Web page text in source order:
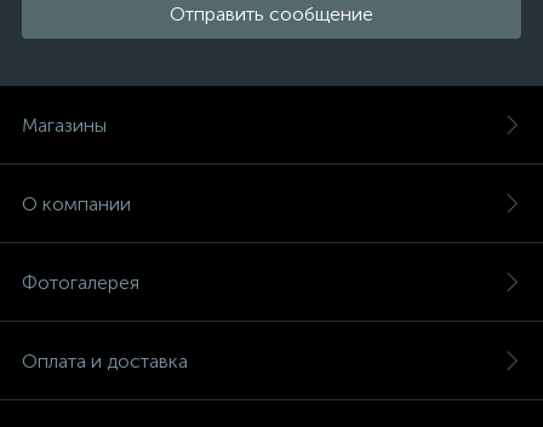
Отправить сообщение
Магазины
О компании
Фотогалерея
Оплата и доставка